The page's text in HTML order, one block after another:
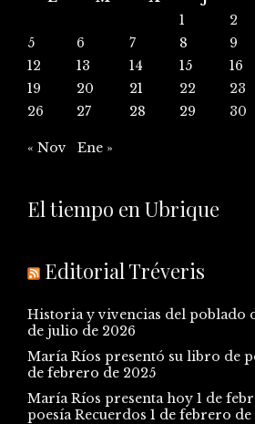
1
2
5
6 7 8 9
12
13 14 15 16
19
20 21 22 23
26
27 28 29 30
« Nov Ene »
El tiempo en Ubrique
Editorial Tréveris
Historia y vivencias del poblado
de julio de 2026
María Ríos presentó su libro de
de febrero de 2025
María Ríos presenta hoy 1 de
poesía Recuerdos 1 de febrero de